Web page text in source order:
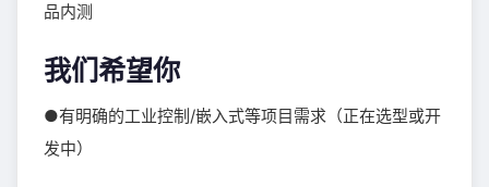
品内测
我们希望你
●有明确的工业控制/嵌入式等项目需求（正在选型或开
发中）